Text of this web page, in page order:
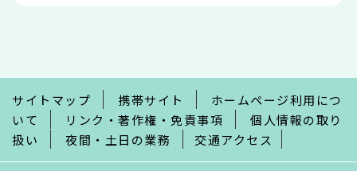
で
サイトマップ 携帯サイト
ホームページ利用につ
いて
リンク・著作権・免責事項
個人情報の取り
扱い
夜間・土日の業務 交通アクセス